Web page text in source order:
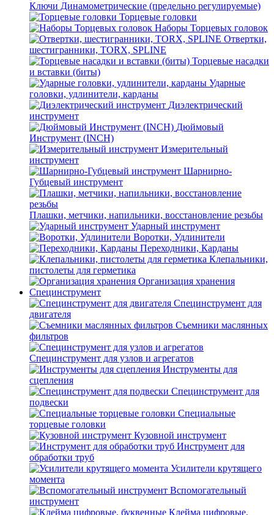
Ключи Динамометрические (предельно регулируемые)
Торцевые головки
Наборы Торцевых головок
Отвертки,
шестигранники, TORX, SPLINE
Торцевые насадки
и вставки (биты)
Ударные
головки, удлинители, карданы
Диэлектрический
инструмент
Дюймовый
Инструмент (INCH)
Измерительный
инструмент
Шарнирно-
Губцевый инструмент
Плашки, метчики, напильники, восстановление резьбы
Ударный инструмент
Воротки, Удлинители
Переходники, Карданы
Клепальники,
пистолеты для герметика
Организация хранения
Специнструмент
Специнструмент для
двигателя
Съемники маслянных
фильтров
Специнструмент для узлов и агрегатов
Инструменты для
сцепления
Специнструмент для
подвески
Специальные
торцевые головки
Кузовной инструмент
Инструмент для
обработки труб
Усилители крутящего
момента
Вспомогательный
инструмент
Клейма цифровые,